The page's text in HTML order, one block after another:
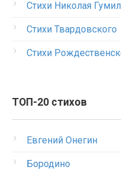
Стихи Николая
Стихи Твардовского
Стихи
ТОП-20 стихов
Евгений Онегин
Бородино